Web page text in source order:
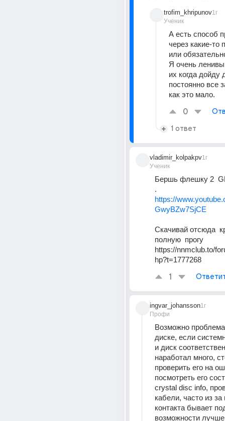
trofim_khripunov
Ученик
1г
А есть способ
через какие-то
или
Я очень
их когда дойду
постоянно все
как это мало.
0
1 ответ
vladimir_kolpakpv
Ученик
1г
Бершь флешку 2
.
https://
GwyBZw7SjCE
Скачивай отсюда
полную  прогу
https://nnmclub.to/
hp?t=1777268
1
ingvar_johansson
Профи
1г
Возможно
диске, если
и диск
наработал много,
проверить его на
посмотреть его
crystal disc info,
кабели, часто из за
контакта бывает
возможности